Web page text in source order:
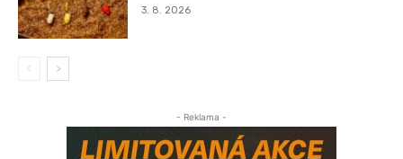
3. 8. 2026
- Reklama -